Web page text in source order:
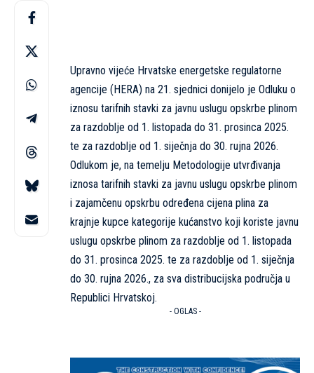
Upravno vijeće Hrvatske energetske regulatorne
agencije (HERA) na 21. sjednici donijelo je Odluku o
iznosu tarifnih stavki za javnu uslugu opskrbe plinom
za razdoblje od 1. listopada do 31. prosinca 2025.
te za razdoblje od 1. siječnja do 30. rujna 2026.
Odlukom je, na temelju Metodologije utvrđivanja
iznosa tarifnih stavki za javnu uslugu opskrbe plinom
i zajamčenu opskrbu određena cijena plina za
krajnje kupce kategorije kućanstvo koji koriste javnu
uslugu opskrbe plinom za razdoblje od 1. listopada
do 31. prosinca 2025. te za razdoblje od 1. siječnja
do 30. rujna 2026., za sva distribucijska područja u
Republici Hrvatskoj.
- OGLAS -